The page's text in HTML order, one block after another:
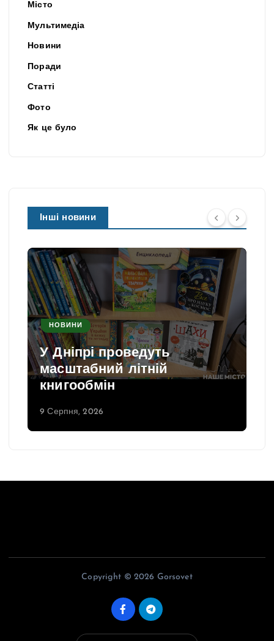
Місто
Мультимедіа
Новини
Поради
Статті
Фото
Як це було
Інші новини
НОВИНИ
У Дніпрі проведуть
масштабний літній
книгообмін
9 Серпня, 2026
Copyright © 2026 Gorsovet